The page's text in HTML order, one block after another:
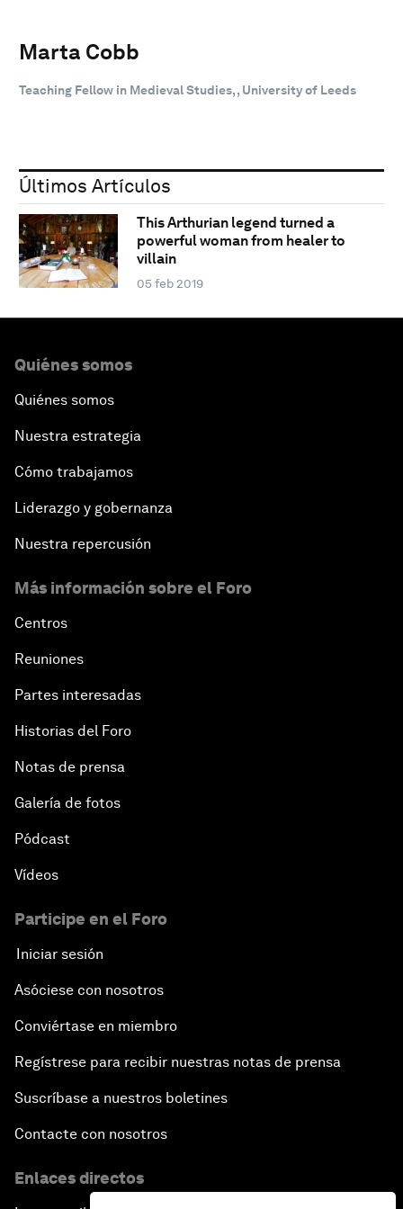
Marta Cobb
Teaching Fellow in Medieval Studies, , University of Leeds
Últimos Artículos
This Arthurian legend turned a
powerful woman from healer to
villain
05 feb 2019
Quiénes somos
Quiénes somos
Nuestra estrategia
Cómo trabajamos
Liderazgo y gobernanza
Nuestra repercusión
Más información sobre el Foro
Centros
Reuniones
Partes interesadas
Historias del Foro
Notas de prensa
Galería de fotos
Pódcast
Vídeos
Participe en el Foro
Iniciar sesión
Asóciese con nosotros
Conviértase en miembro
Regístrese para recibir nuestras notas de prensa
Suscríbase a nuestros boletines
Contacte con nosotros
Enlaces directos